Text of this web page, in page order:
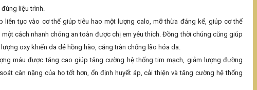
liệu trình.
tục vào cơ thể giúp tiêu hao một lượng calo, mỡ thừa đáng kể, giúp cơ thể
cách nhanh chóng an toàn được chị em yêu thích. Đồng thời chúng cũng giúp
oxy khiến da dẻ hồng hào, căng tràn chống lão hóa da.
máu được tăng cao giúp tăng cường hệ thống tim mạch, giảm lượng đường
cân nặng của họ tốt hơn, ổn định huyết áp, cải thiện và tăng cường hệ thống